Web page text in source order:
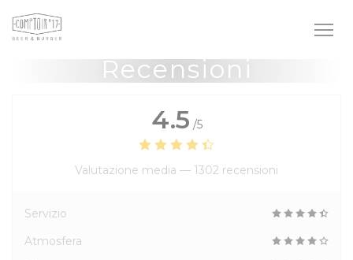
Personalizzazione delle tue scelte sui cookie
Recensioni
4.5 /5
Valutazione media — 1302 recensioni
Servizio
Atmosfera